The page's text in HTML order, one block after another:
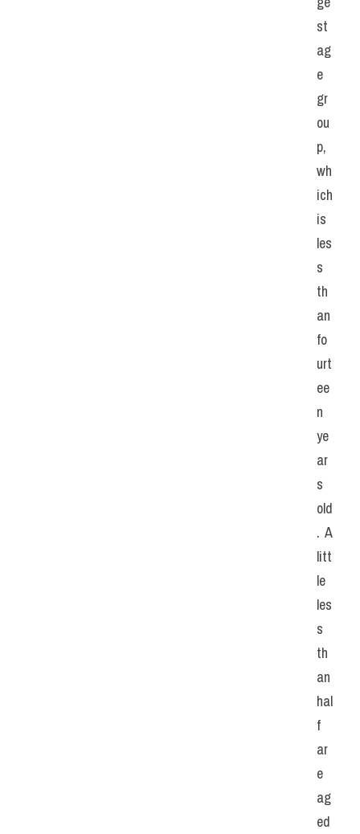
st
ag
e
gr
ou
p,
wh
ich
is
les
s
th
an
fo
urt
ee
n
ye
ar
s
old
. A
litt
le
les
s
th
an
hal
f
ar
e
ag
ed